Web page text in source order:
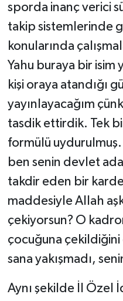
sporda inanç verici
takip sistemlerinde
konularında
Yahu buraya bir isim
kişi oraya atandığı
yayınlayacağım
tasdik ettirdik. Tek
formülü uydurulmuş.
ben senin devlet
takdir eden bir
maddesiyle Allah
çekiyorsun? O
çocuğuna
sana yakışmadı,
​Aynı şekilde İl Özel